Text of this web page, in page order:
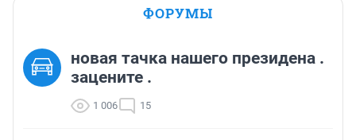
ФОРУМЫ
новая тачка нашего президена .
зацените .
1 006 15